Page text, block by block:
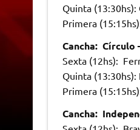
Quinta (13:30hs):
Primera
Cancha: Círculo
Sexta (12hs):
Quinta
Primera
Cancha: